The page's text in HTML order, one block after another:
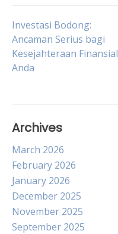
Post
navigation
Investasi Bodong:
Ancaman Serius bagi
Kesejahteraan Finansial
Anda
Archives
March 2026
February 2026
January 2026
December 2025
November 2025
September 2025